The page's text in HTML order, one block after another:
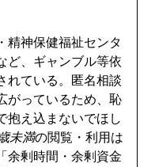
精神保健福祉センタ
ど、ギャンブル等依
れている。匿名相談
がっているため、恥
抱え込まないでほし
未満の閲覧・利用は
余剰時間・余剰資金